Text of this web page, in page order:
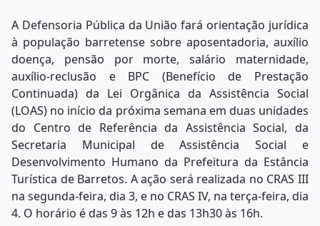
A Defensoria Pública da União fará orientação jurídica
à população barretense sobre aposentadoria, auxílio
doença, pensão por morte, salário maternidade,
auxílio-reclusão e BPC (Benefício de Prestação
Continuada) da Lei Orgânica da Assistência Social
(LOAS) no início da próxima semana em duas unidades
do Centro de Referência da Assistência Social, da
Secretaria Municipal de Assistência Social e
Desenvolvimento Humano da Prefeitura da Estância
Turística de Barretos. A ação será realizada no CRAS III
na segunda-feira, dia 3, e no CRAS IV, na terça-feira, dia
4. O horário é das 9 às 12h e das 13h30 às 16h.